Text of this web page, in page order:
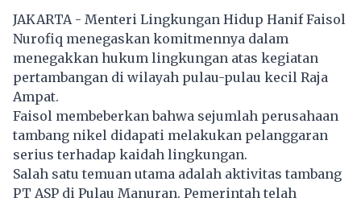
JAKARTA - Menteri Lingkungan Hidup Hanif Faisol
Nurofiq menegaskan komitmennya dalam
menegakkan hukum lingkungan atas kegiatan
pertambangan di wilayah pulau-pulau kecil Raja
Ampat.
Faisol membeberkan bahwa sejumlah perusahaan
tambang nikel didapati melakukan pelanggaran
serius terhadap kaidah lingkungan.
Salah satu temuan utama adalah aktivitas tambang
PT ASP di Pulau Manuran. Pemerintah telah